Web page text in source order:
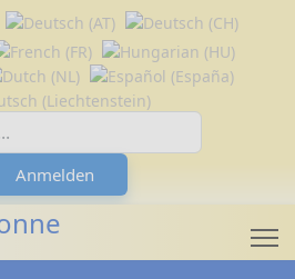
Anmelden